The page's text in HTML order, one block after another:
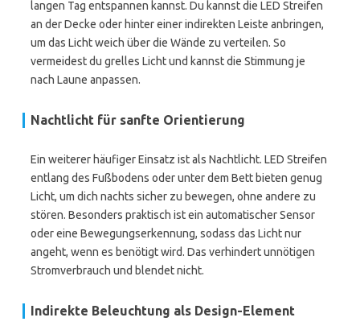
langen Tag entspannen kannst. Du kannst die LED Streifen
an der Decke oder hinter einer indirekten Leiste anbringen,
um das Licht weich über die Wände zu verteilen. So
vermeidest du grelles Licht und kannst die Stimmung je
nach Laune anpassen.
Nachtlicht für sanfte Orientierung
Ein weiterer häufiger Einsatz ist als Nachtlicht. LED Streifen
entlang des Fußbodens oder unter dem Bett bieten genug
Licht, um dich nachts sicher zu bewegen, ohne andere zu
stören. Besonders praktisch ist ein automatischer Sensor
oder eine Bewegungserkennung, sodass das Licht nur
angeht, wenn es benötigt wird. Das verhindert unnötigen
Stromverbrauch und blendet nicht.
Indirekte Beleuchtung als Design-Element